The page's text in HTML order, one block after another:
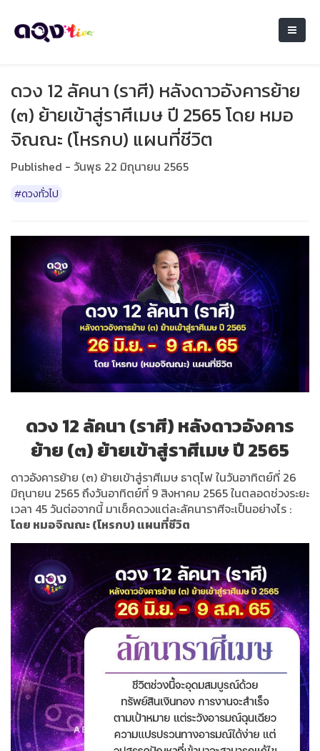
ดวง 12 ลัคนา (ราศี) หลังดาวอังคารย้าย
(๓) ย้ายเข้าสู่ราศีเมษ ปี 2565 โดย หมอ
จิณณะ (โหรกบ) แผนที่ชีวิต
Published - วันพุธ 22 มิถุนายน 2565
#ดวงทั่วไป
ดวง 12 ลัคนา (ราศี) หลังดาวอังคาร
ย้าย (๓) ย้ายเข้าสู่ราศีเมษ ปี 2565
ดาวอังคารย้าย (๓) ย้ายเข้าสู่ราศีเมษ ธาตุไฟ ในวันอาทิตย์ที่ 26
มิถุนายน 2565 ถึงวันอาทิตย์ที่ 9 สิงหาคม 2565 ในตลอดช่วงระยะ
เวลา 45 วันต่อจากนี้ มาเช็คดวงแต่ละลัคนาราศีจะเป็นอย่างไร :
โดย หมอจิณณะ (โหรกบ) แผนที่ชีวิต